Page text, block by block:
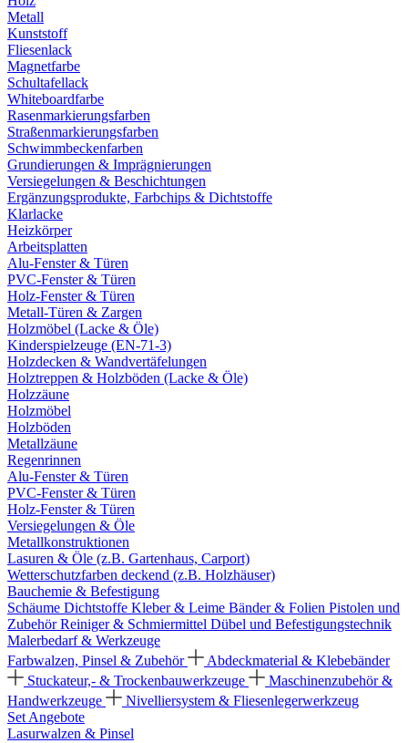
Metall
Kunststoff
Fliesenlack
Magnetfarbe
Schultafellack
Whiteboardfarbe
Rasenmarkierungsfarben
Straßenmarkierungsfarben
Schwimmbeckenfarben
Grundierungen & Imprägnierungen
Versiegelungen & Beschichtungen
Ergänzungsprodukte, Farbchips & Dichtstoffe
Klarlacke
Heizkörper
Arbeitsplatten
Alu-Fenster & Türen
PVC-Fenster & Türen
Holz-Fenster & Türen
Metall-Türen & Zargen
Holzmöbel (Lacke & Öle)
Kinderspielzeuge (EN-71-3)
Holzdecken & Wandvertäfelungen
Holztreppen & Holzböden (Lacke & Öle)
Holzzäune
Holzmöbel
Holzböden
Metallzäune
Regenrinnen
Alu-Fenster & Türen
PVC-Fenster & Türen
Holz-Fenster & Türen
Versiegelungen & Öle
Metallkonstruktionen
Lasuren & Öle (z.B. Gartenhaus, Carport)
Wetterschutzfarben deckend (z.B. Holzhäuser)
Bauchemie & Befestigung
Schäume Dichtstoffe Kleber & Leime Bänder & Folien Pistolen und
ZubehörReiniger & Schmiermittel Dübel und Befestigungstechnik
Malerbedarf & Werkzeuge
Farbwalzen, Pinsel & Zubehör
Abdeckmaterial & Klebebänder
Stuckateur,- & Trockenbauwerkzeuge
Maschinenzubehör &
Handwerkzeuge
Nivelliersystem & Fliesenlegerwerkzeug
Set Angebote
Lasurwalzen & Pinsel